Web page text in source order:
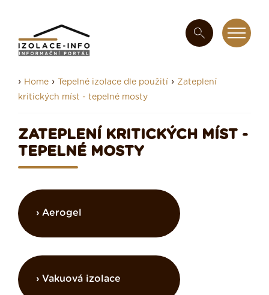
› Home › Tepelné izolace dle použití › Zateplení
kritických míst - tepelné mosty
ZATEPLENÍ KRITICKÝCH MÍST -
TEPELNÉ MOSTY
Aerogel
Vakuová izolace